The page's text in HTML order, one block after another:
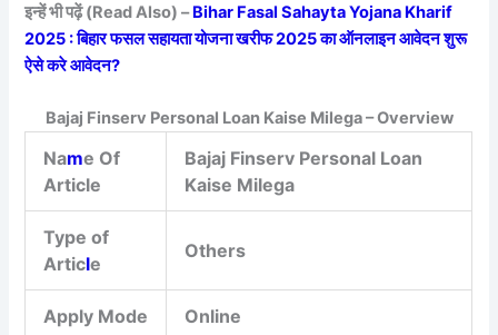
इन्हें भी पढ़ें (Read Also) –Bihar Fasal Sahayta Yojana Kharif
2025 : बिहार फसल सहायता योजना खरीफ 2025 का ऑनलाइन आवेदन शुरू
ऐसे करे आवेदन?
Bajaj Finserv Personal Loan Kaise Milega – Overview
Name Of
Article
Bajaj Finserv Personal Loan
Kaise Milega
Type of
Article
Others
Apply Mode Online